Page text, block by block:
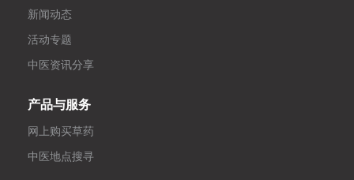
新闻动态
活动专题
中医资讯分享
产品与服务
网上购买草药
中医地点搜寻